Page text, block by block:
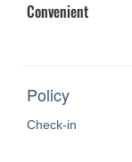
Convenient
Policy
Check-in